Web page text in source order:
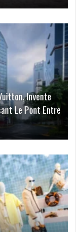
Invente
Le Pont Entre